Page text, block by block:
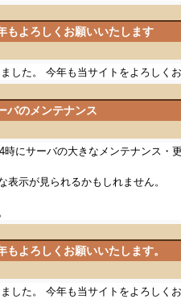
もよろしくお願いいたします
した。 今年も当サイトをよろしくお
バのメンテナンス
時にサーバの大きなメンテナンス・
表示が見られるかもしれません。
もよろしくお願いいたします。
した。 今年も当サイトをよろしくお